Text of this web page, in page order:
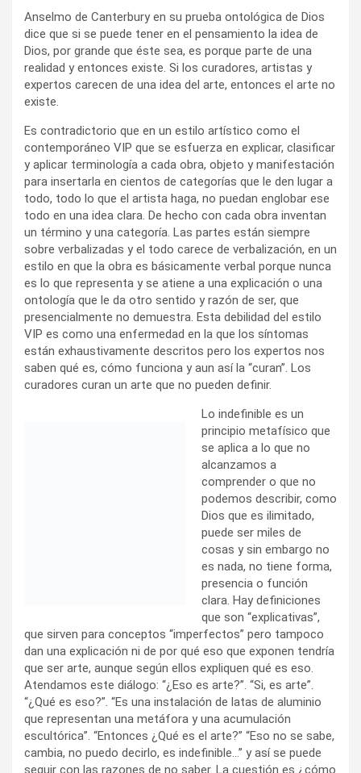
Anselmo de Canterbury en su prueba ontológica de Dios
dice que si se puede tener en el pensamiento la idea de
Dios, por grande que éste sea, es porque parte de una
realidad y entonces existe. Si los curadores, artistas y
expertos carecen de una idea del arte, entonces el arte no
existe.
Es contradictorio que en un estilo artístico como el
contemporáneo VIP que se esfuerza en explicar, clasificar
y aplicar terminología a cada obra, objeto y manifestación
para insertarla en cientos de categorías que le den lugar a
todo, todo lo que el artista haga, no puedan englobar ese
todo en una idea clara. De hecho con cada obra inventan
un término y una categoría. Las partes están siempre
sobre verbalizadas y el todo carece de verbalización, en un
estilo en que la obra es básicamente verbal porque nunca
es lo que representa y se atiene a una explicación o una
ontología que le da otro sentido y razón de ser, que
presencialmente no demuestra. Esta debilidad del estilo
VIP es como una enfermedad en la que los síntomas
están exhaustivamente descritos pero los expertos nos
saben qué es, cómo funciona y aun así la “curan”. Los
curadores curan un arte que no pueden definir.
Lo indefinible es un
principio metafísico que
se aplica a lo que no
alcanzamos a comprender o que no podemos describir,
como Dios que es ilimitado, puede ser miles de cosas y
sin embargo no es nada, no tiene forma, presencia o
función clara. Hay definiciones que son “explicativas”, que
sirven para conceptos “imperfectos” pero tampoco dan
una explicación ni de por qué eso que exponen tendría que
ser arte, aunque según ellos expliquen qué es eso.
Atendamos este diálogo: “¿Eso es arte?”. “Si, es arte”.
“¿Qué es eso?”. “Es una instalación de latas de aluminio
que representan una metáfora y una acumulación
escultórica”. “Entonces ¿Qué es el arte?” “Eso no se sabe,
cambia, no puedo decirlo, es indefinible…” y así se puede
seguir con las razones de no saber. La cuestión es ¿cómo
designan eso como arte sin ser capaces de decir qué es
el arte?
El relativismo de lo indefinible protege del error no sólo a
los artistas, también a los curadores y expertos. Sin decir
qué es han logrado hacer un todo que siempre es